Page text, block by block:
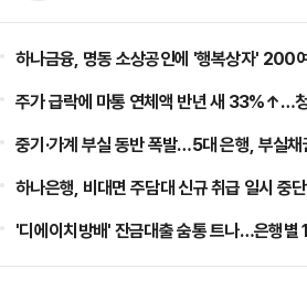
하나금융, 명동 소상공인에 '행복상자' 200
주가 급락에 마통 연체액 반년 새 33%↑…
중기·가계 부실 동반 폭발…5대 은행, 부실
하나은행, 비대면 주담대 신규 취급 일시 중단
'디에이치방배' 잔금대출 숨통 트나…은행